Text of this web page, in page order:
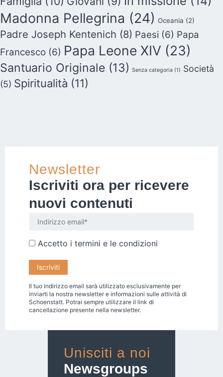
Madonna Pellegrina (24) Oceania (2)
Padre Joseph Kentenich (8) Paesi (6) Papa
Francesco (6) Papa Leone XIV (23)
Santuario Originale (13) Senza categoria (1) Società
(5) Spiritualità (11)
Newsletter
Iscriviti ora per ricevere
nuovi contenuti
Accetto i termini e le condizioni
Il tuo indirizzo email sarà utilizzato esclusivamente per
inviarti la nostra newsletter e informazioni sulle attività di
Schoenstatt. Potrai sempre utilizzare il link di
cancellazione presente nella newsletter.
Unisciti a noi
Newsgroups